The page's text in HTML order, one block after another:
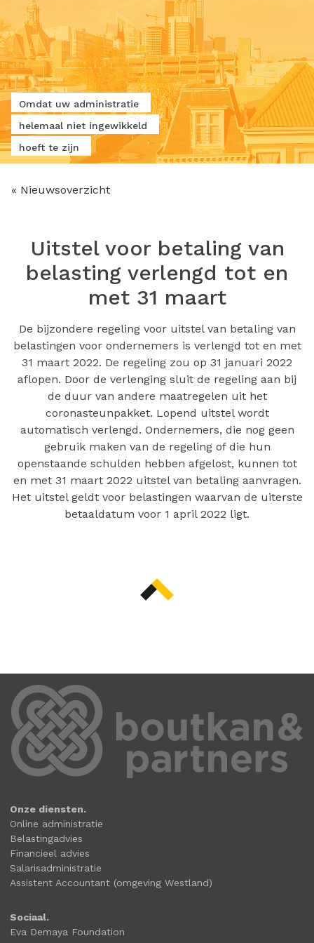
Omdat uw administratie
helemaal niet ingewikkeld
hoeft te zijn
« Nieuwsoverzicht
Uitstel voor betaling van
belasting verlengd tot en
met 31 maart
De bijzondere regeling voor uitstel van betaling van
belastingen voor ondernemers is verlengd tot en met
31 maart 2022. De regeling zou op 31 januari 2022
aflopen. Door de verlenging sluit de regeling aan bij
de duur van andere maatregelen uit het
coronasteunpakket. Lopend uitstel wordt
automatisch verlengd. Ondernemers, die nog geen
gebruik maken van de regeling of die hun
openstaande schulden hebben afgelost, kunnen tot
en met 31 maart 2022 uitstel van betaling aanvragen.
Het uitstel geldt voor belastingen waarvan de uiterste
betaaldatum voor 1 april 2022 ligt.
Onze diensten.
Online administratie
Belastingadvies
Financieel advies
Salarisadministratie
Assistent Accountant (omgeving Westland)
Sociaal.
Eva Demaya Foundation